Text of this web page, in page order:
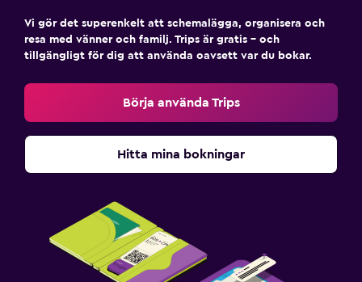
Vi gör det superenkelt att schemalägga, organisera och
resa med vänner och familj. Trips är gratis – och
tillgängligt för dig att använda oavsett var du bokar.
Börja använda Trips
Hitta mina bokningar